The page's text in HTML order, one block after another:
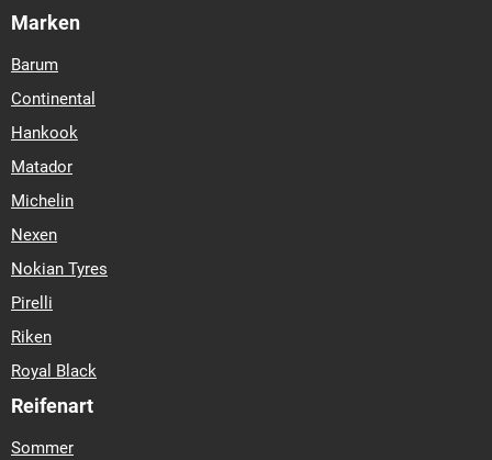
Marken
Barum
Continental
Hankook
Matador
Michelin
Nexen
Nokian Tyres
Pirelli
Riken
Royal Black
Reifenart
Sommer